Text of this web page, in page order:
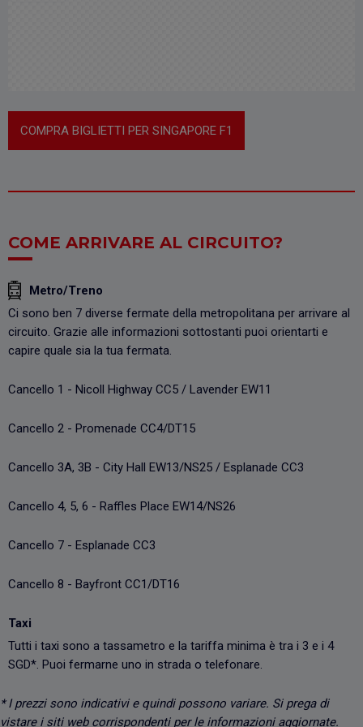
COMPRA BIGLIETTI PER SINGAPORE F1
COME ARRIVARE AL CIRCUITO?
Metro/Treno
Ci sono ben 7 diverse fermate della metropolitana per arrivare al
circuito. Grazie alle informazioni sottostanti puoi orientarti e
capire quale sia la tua fermata.
Cancello 1 - Nicoll Highway CC5 / Lavender EW11
Cancello 2 - Promenade CC4/DT15
Cancello 3A, 3B - City Hall EW13/NS25 / Esplanade CC3
Cancello 4, 5, 6 - Raffles Place EW14/NS26
Cancello 7 - Esplanade CC3
Cancello 8 - Bayfront CC1/DT16
Taxi
Tutti i taxi sono a tassametro e la tariffa minima è tra i 3 e i 4
SGD*. Puoi fermarne uno in strada o telefonare.
* I prezzi sono indicativi e quindi possono variare. Si prega di
vistare i siti web corrispondenti per le informazioni aggiornate.